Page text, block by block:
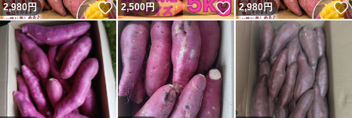
2,980円 いいね！
2,500円 いいね！
2,980円